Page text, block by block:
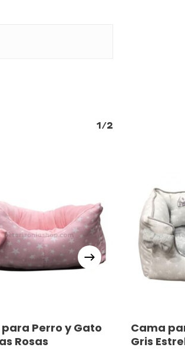
1/2
Opciones
Perro y Gato
Rosas
producto
Cama
Gris